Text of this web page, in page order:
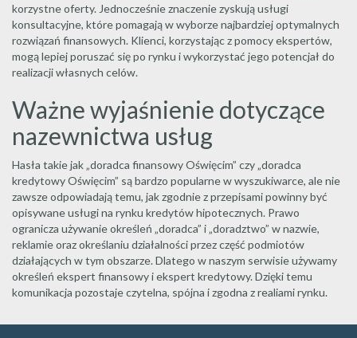
korzystne oferty. Jednocześnie znaczenie zyskują usługi
konsultacyjne, które pomagają w wyborze najbardziej optymalnych
rozwiązań finansowych. Klienci, korzystając z pomocy ekspertów,
mogą lepiej poruszać się po rynku i wykorzystać jego potencjał do
realizacji własnych celów.
Ważne wyjaśnienie dotyczące
nazewnictwa usług
Hasła takie jak „doradca finansowy Oświęcim” czy „doradca
kredytowy Oświęcim” są bardzo popularne w wyszukiwarce, ale nie
zawsze odpowiadają temu, jak zgodnie z przepisami powinny być
opisywane usługi na rynku kredytów hipotecznych. Prawo
ogranicza używanie określeń „doradca” i „doradztwo” w nazwie,
reklamie oraz określaniu działalności przez część podmiotów
działających w tym obszarze. Dlatego w naszym serwisie używamy
określeń ekspert finansowy i ekspert kredytowy. Dzięki temu
komunikacja pozostaje czytelna, spójna i zgodna z realiami rynku.